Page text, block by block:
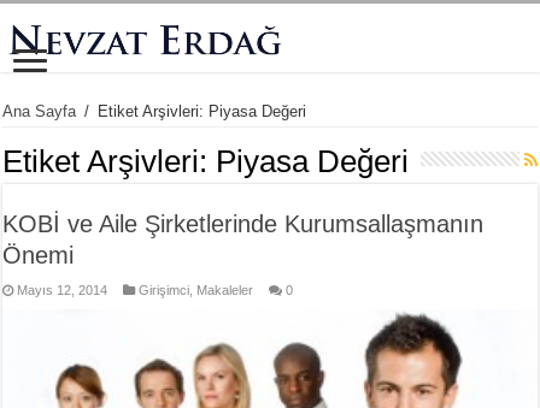
Ana Sayfa / Etiket Arşivleri: Piyasa Değeri
Etiket Arşivleri: Piyasa Değeri
KOBİ ve Aile Şirketlerinde Kurumsallaşmanın
Önemi
Mayıs 12, 2014 Girişimci Makaleler 0